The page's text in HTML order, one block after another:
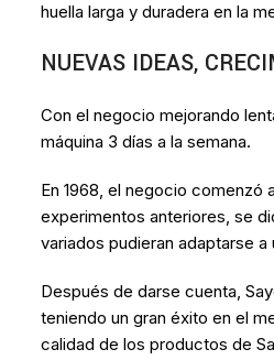
huella larga y duradera en la
NUEVAS IDEAS,
Con el negocio mejorando
máquina 3 días a la semana.
En 1968, el negocio
experimentos anteriores, se
variados pudieran adaptarse
Después de darse cuenta,
teniendo un gran éxito en el
calidad de los productos de